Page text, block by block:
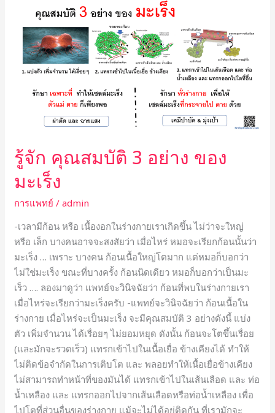
o
o
k
รู้จัก คุณสมบัติ 3 อย่าง ของ
มะเร็ง
การแพทย์ /admin
-เวลามีก้อน หรือ เนื้องอกในร่างกายเราเกิดขึ้น ไม่ว่าจะใหญ่
หรือ เล็ก บางคนอาจจะสงสัยว่า เมื่อไหร่ หมอจะเรียกก้อนนั้นว่า
มะเร็ง … เพราะ บางคน ก้อนเนื้อใหญ่โตมาก แต่หมอก็บอกว่า
ไม่ใช่มะเร็ง ขณะที่บางครั้ง ก้อนนิดเดียว หมอก็บอกว่าเป็นมะ
เร็ว …. ลองมาดูว่า แพทย์จะวินิจฉัยว่า ก้อนที่พบในร่างกายเรา
เมื่อไหร่จะเรียกว่ามะเร็งครับ -แพทย์จะวินิจฉัยว่า ก้อนเนื้อใน
ร่างกาย เมื่อไหร่จะเป็นมะเร็ง จะมีคุณสมบัติ 3 อย่างดังนี้ แบ่ง
ตัว เพิ่มจำนวน ได้เรื่อยๆ ไม่ยอมหยุด ดังนั้น ก้อนจะโตขึ้นเรื่อย
(และมักจะรวดเร็ว) แทรกเข้าไปในเนื้อเยื่อ ข้างเคียงได้ ทำให้
ไม่ติดข้อจำกัดในการเติบโต และ พลอยทำให้เนื้อเยื่อข้างเคียง
ไม่สามารถทำหน้าที่ของมันได้ แทรกเข้าไปในเส้นเลือด และ ท่อ
น้ำเหลือง และ แทรกออกไปจากเส้นเลือดหรือท่อน้ำเหลือง เพื่อ
ไปโตที่ส่วนอื่นของร่างกาย แม้จะไม่ได้อยู่ติดกัน ที่เรามักจะ
คุณสมบัติ
อย่าง
ของ
มะเร็ง